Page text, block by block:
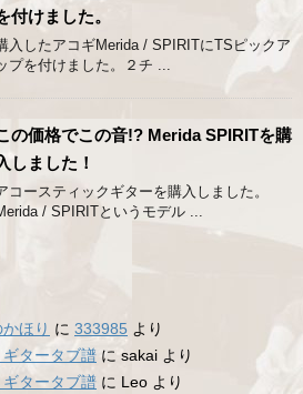
付けました。
入したアコギMerida / SPIRITにTSピックア
プを付けました。２チ ...
の価格でこの音!? Merida SPIRITを購
しました！
コースティックギターを購入しました。
/ SPIRITというモデル ...
ほり に 333985 より
タータブ譜 に sakai より
タータブ譜 に Leo より